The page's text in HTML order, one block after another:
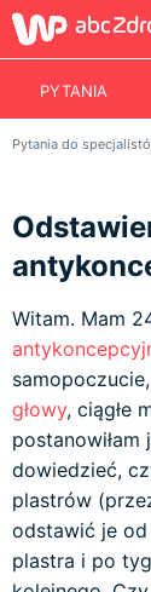
PYTANIA
Pytania do
Witam. Mam
głowy, ciągłe
postanowiłam
dowiedzieć,
plastrów
odstawić je
plastra i po